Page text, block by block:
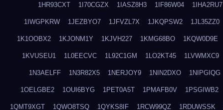
1HR93CXT 1I70CGZX 1IASZ8H3 1IF86W04 1IHA2RU7
1IWGPKRW 1JEZBYO7 1JFVZL7X 1JKQPSW2 1JL35ZZ0
1K1OOBX2 1KJONM1Y 1KJVH227 1KMG68BO 1KQW0D9E
1KVUSEU1 1L0EECVC 1L92C1GM 1LO2KT45 1LVWMXC9
1N3AELFF 1N3R82X5 1NERJOY9 1NIN2DXO 1NIPGIQG
1OELGBE2 1OUI6BYG 1PET0A5T 1PMAFB0V 1PSGIWB2
1QMT9XGT 1QWO8TSQ 1QYKS8IF 1RCW99QZ 1RDUWSSK